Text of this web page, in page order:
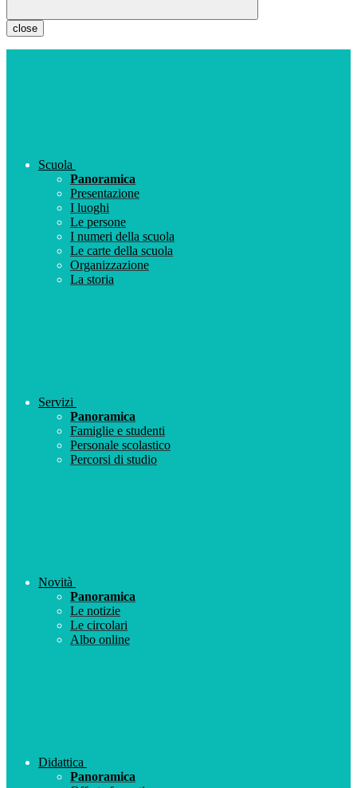
close
Scuola
Panoramica
Presentazione
I luoghi
Le persone
I numeri della scuola
Le carte della scuola
Organizzazione
La storia
Servizi
Panoramica
Famiglie e studenti
Personale scolastico
Percorsi di studio
Novità
Panoramica
Le notizie
Le circolari
Albo online
Didattica
Panoramica